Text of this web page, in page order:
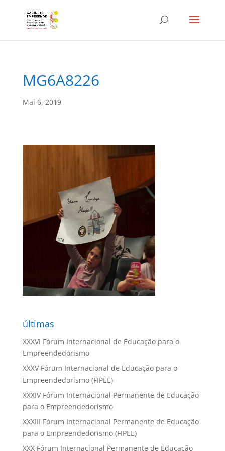
MG6A8226
Mai 6, 2019
últimas
XXXVI Fórum Internacional de Educação para o
Empreendedorismo
XXXV Fórum Internacional de Educação para o
Empreendedorismo (FIPEE)
XXXIV Fórum Internacional Permanente de Educação
para o Empreendedorismo
XXXIII Fórum Internacional Permanente de Educação
para o Empreendedorismo (FIPEE)
XXX Fórum Internacional Permanente de Educação